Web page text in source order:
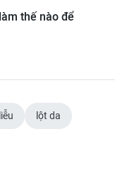
thế nào để
lột da